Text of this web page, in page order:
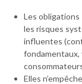
Les
les risques
influentes
fondamentaux,
Elles